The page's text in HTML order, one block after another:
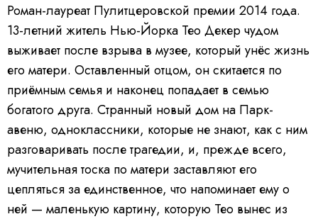
Роман-лауреат Пулитцеровской премии 2014 года.
13-летний житель Нью-Йорка Тео Декер чудом
выживает после взрыва в музее, который унёс жизнь
его матери. Оставленный отцом, он скитается по
приёмным семья и наконец попадает в семью
богатого друга. Странный новый дом на Парк-
авеню, одноклассники, которые не знают, как с ним
разговаривать после трагедии, и, прежде всего,
мучительная тоска по матери заставляют его
цепляться за единственное, что напоминает ему о
ней — маленькую картину, которую Тео вынес из